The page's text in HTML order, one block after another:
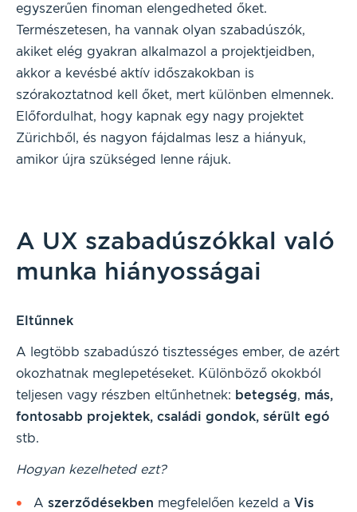
egyszerűen finoman elengedheted őket.
Természetesen, ha vannak olyan szabadúszók,
akiket elég gyakran alkalmazol a projektjeidben,
akkor a kevésbé aktív időszakokban is
szórakoztatnod kell őket, mert különben elmennek.
Előfordulhat, hogy kapnak egy nagy projektet
Zürichből, és nagyon fájdalmas lesz a hiányuk,
amikor újra szükséged lenne rájuk.
A UX szabadúszókkal való
munka hiányosságai
Eltűnnek
A legtöbb szabadúszó tisztességes ember, de azért
okozhatnak meglepetéseket. Különböző okokból
teljesen vagy részben eltűnhetnek: betegség, más,
fontosabb projektek, családi gondok, sérült egó
stb.
Hogyan kezelheted ezt?
A szerződésekben megfelelően kezeld a Vis